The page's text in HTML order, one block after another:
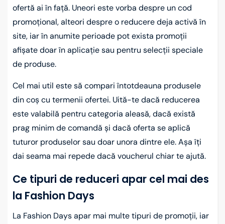
ofertă ai în față. Uneori este vorba despre un cod
promoțional, alteori despre o reducere deja activă în
site, iar în anumite perioade pot exista promoții
afișate doar în aplicație sau pentru selecții speciale
de produse.
Cel mai util este să compari întotdeauna produsele
din coș cu termenii ofertei. Uită-te dacă reducerea
este valabilă pentru categoria aleasă, dacă există
prag minim de comandă și dacă oferta se aplică
tuturor produselor sau doar unora dintre ele. Așa îți
dai seama mai repede dacă voucherul chiar te ajută.
Ce tipuri de reduceri apar cel mai des
la Fashion Days
La Fashion Days apar mai multe tipuri de promoții, iar